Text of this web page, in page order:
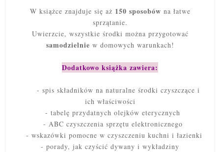
W książce znajduje się aż 150 sposobów na łatwe
sprzątanie.
Uwierzcie, wszystkie środki można przygotować
samodzielnie w domowych warunkach!
Dodatkowo książka zawiera:
- spis składników na naturalne środki czyszczące i
ich właściwości
- tabelę przydatnych olejków eterycznych
- ABC czyszczenia sprzętu elektronicznego
- wskazówki pomocne w czyszczeniu kuchni i łazienki
- porady, jak czyścić dywany i wykładziny